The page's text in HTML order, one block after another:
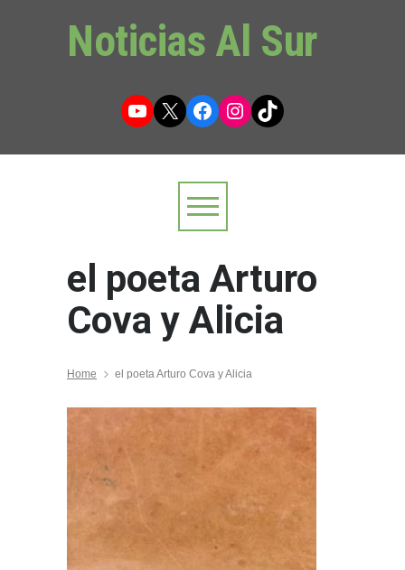
Noticias Al Sur
YouTube
X Facebook
Instagram
TikTok
el poeta Arturo
Cova y Alicia
Home el poeta Arturo Cova y Alicia